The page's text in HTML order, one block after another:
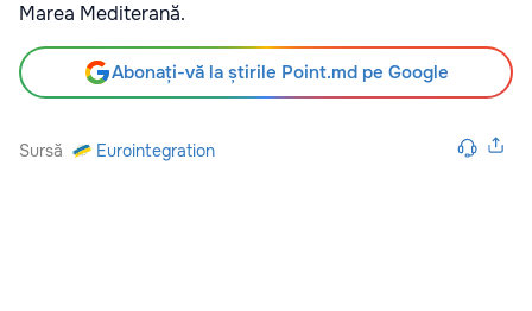
Marea Mediterană.
Abonați-vă la știrile Point.md pe Google
Sursă Eurointegration